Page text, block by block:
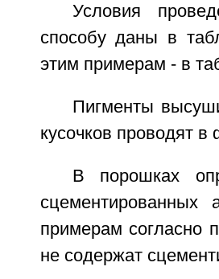
Условия
способу даны в
этим примерам - в
Пигменты
кусочков проводят
В порошках
сцементированных
примерам согласно
не содержат